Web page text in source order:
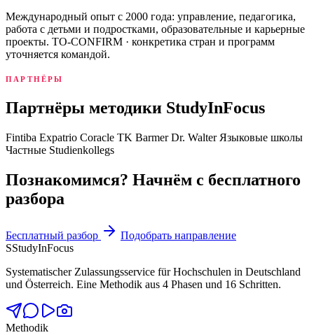
Международный опыт с 2000 года: управление, педагогика,
работа с детьми и подростками, образовательные и карьерные
проекты. TO-CONFIRM · конкретика стран и программ
уточняется командой.
ПАРТНЁРЫ
Партнёры методики StudyInFocus
Fintiba Expatrio Coracle TK Barmer Dr. Walter Языковые школы
Частные Studienkollegs
Познакомимся? Начнём с бесплатного
разбора
Бесплатный разбор
Подобрать направление
SStudyInFocus
Systematischer Zulassungsservice für Hochschulen in Deutschland
und Österreich. Eine Methodik aus 4 Phasen und 16 Schritten.
Methodik